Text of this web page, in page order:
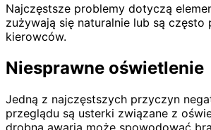
Najczęstsze problemy dotyczą
zużywają się naturalnie lub są często
kierowców.
Niesprawne oświetlenie
Jedną z najczęstszych przyczyn
przeglądu są usterki związane z
drobna awaria może spowodować